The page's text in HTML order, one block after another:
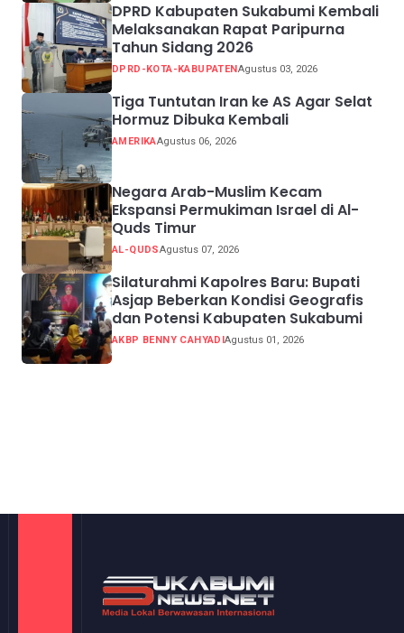
DPRD Kabupaten Sukabumi Kembali
Melaksanakan Rapat Paripurna
Tahun Sidang 2026
DPRD-KOTA-KABUPATEN Agustus 03, 2026
Tiga Tuntutan Iran ke AS Agar Selat
Hormuz Dibuka Kembali
AMERIKAAgustus 06, 2026
Negara Arab-Muslim Kecam
Ekspansi Permukiman Israel di Al-
Quds Timur
AL-QUDSAgustus 07, 2026
Silaturahmi Kapolres Baru: Bupati
Asjap Beberkan Kondisi Geografis
dan Potensi Kabupaten Sukabumi
AKBP BENNY CAHYADIAgustus 01, 2026